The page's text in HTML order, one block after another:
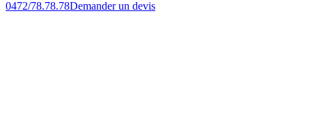
0472/78.78.78Demander un devis